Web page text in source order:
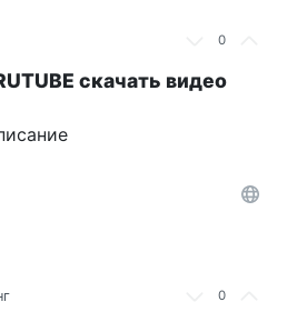
0
скачать видео
0